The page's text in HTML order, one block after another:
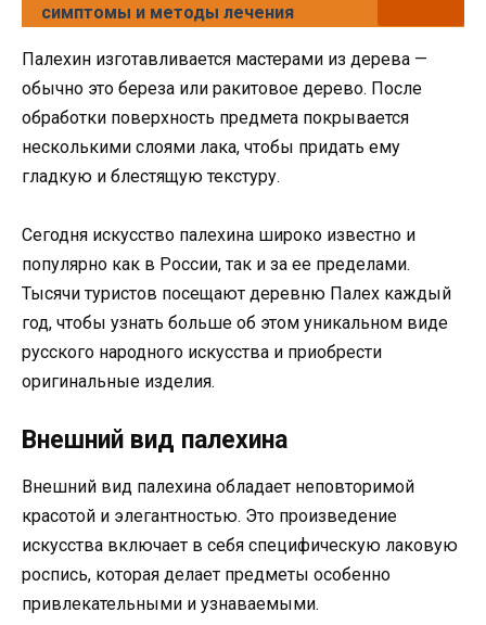
симптомы и методы лечения
Палехин изготавливается мастерами из дерева —
обычно это береза или ракитовое дерево. После
обработки поверхность предмета покрывается
несколькими слоями лака, чтобы придать ему
гладкую и блестящую текстуру.
Сегодня искусство палехина широко известно и
популярно как в России, так и за ее пределами.
Тысячи туристов посещают деревню Палех каждый
год, чтобы узнать больше об этом уникальном виде
русского народного искусства и приобрести
оригинальные изделия.
Внешний вид палехина
Внешний вид палехина обладает неповторимой
красотой и элегантностью. Это произведение
искусства включает в себя специфическую лаковую
роспись, которая делает предметы особенно
привлекательными и узнаваемыми.